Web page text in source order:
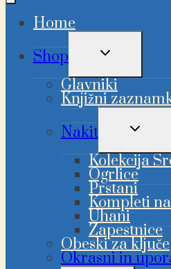
Home
Shop
MENIJA
Glavniki
Knjižni
Nakit
MENIJA
Kolekcija
Ogrlice
Prstani
Kompleti
Uhani
Zapestnice
Obeski za ključe
Okrasni in